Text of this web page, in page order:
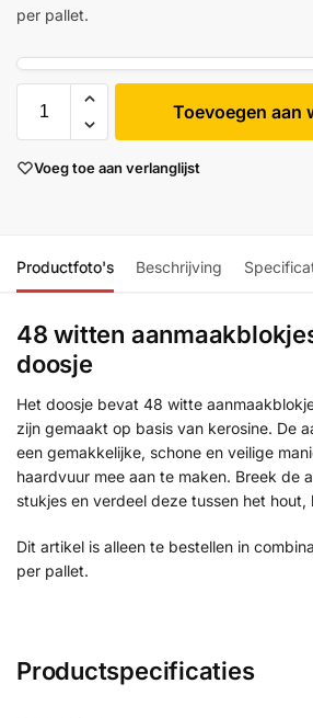
per pallet.
Toevoegen aan
Voeg toe aan verlanglijst
Productfoto's Beschrijving
48 witten
doosje
Het doosje bevat 48 witte
zijn gemaakt op basis van kerosine. De
een gemakkelijke, schone en veilige
haardvuur mee aan te maken. Breek de
stukjes en verdeel deze tussen het
Dit artikel is alleen te bestellen in
per pallet.
Productspecificaties